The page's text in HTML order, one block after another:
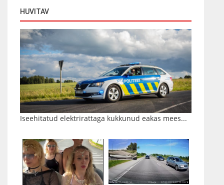
HUVITAV
Iseehitatud elektrirattaga kukkunud eakas mees...